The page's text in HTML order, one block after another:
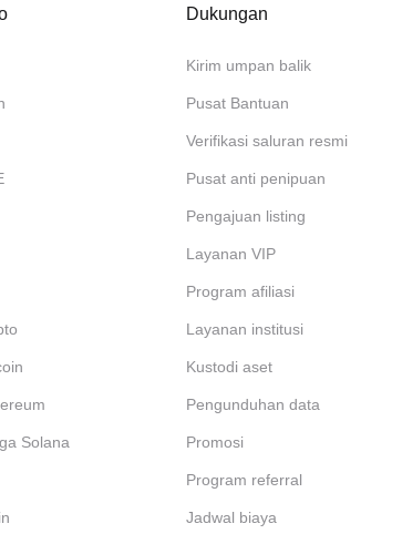
Solana
Dukungan
Kirim umpan balik
Pusat Bantuan
Verifikasi saluran resmi
Pusat anti penipuan
Pengajuan listing
Layanan VIP
Program afiliasi
Layanan institusi
Kustodi aset
Pengunduhan data
Promosi
Program referral
Jadwal biaya